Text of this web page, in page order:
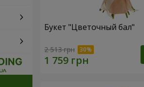
Букет "Цветочный бал"
2 513 грн